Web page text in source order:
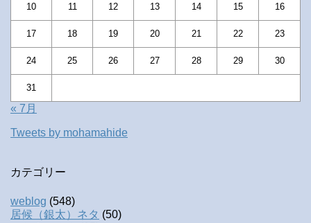
10 11 12 13 14 15 16
17 18 19 20 21 22 23
24 25 26 27 28 29 30
31
« 7月
Tweets by mohamahide
カテゴリー
weblog (548)
居候（銀太）ネタ (50)